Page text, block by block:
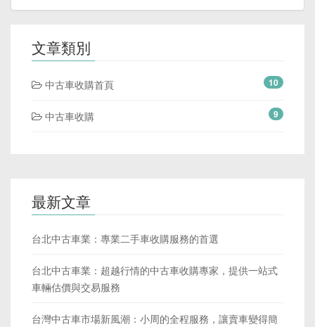
文章類別
中古車收購首頁 10
中古車收購 9
最新文章
台北中古車業：專業二手車收購服務的首選
台北中古車業：超越行情的中古車收購專家，提供一站式
車輛估價與交易服務
台灣中古車市場新風潮：小周的全程服務，讓賣車變得簡